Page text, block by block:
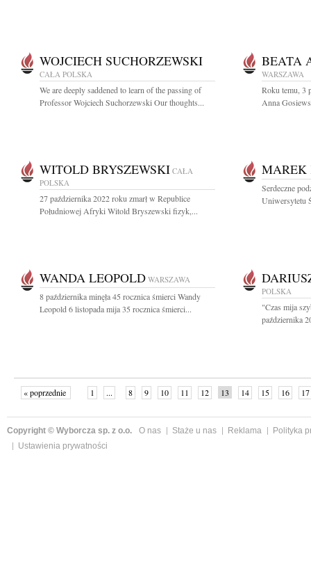
WOJCIECH SUCHORZEWSKI
CAŁA POLSKA
We are deeply saddened to learn of the passing of
Professor Wojciech Suchorzewski Our thoughts...
BEATA
WARSZAWA
Roku temu, 3
Anna
WITOLD BRYSZEWSKI CAŁA
POLSKA
27 października 2022 roku zmarł w Republice
Południowej Afryki Witold Bryszewski fizyk,...
MAREK
Serdeczne
Uniwersytetu
WANDA LEOPOLD WARSZAWA
8 października minęła 45 rocznica śmierci Wandy
Leopold 6 listopada mija 35 rocznica śmierci...
POLSKA
"Czas mija
października
« poprzednie 1 ... 8 9 10 11 12 13 14 15 16 17
Copyright © Wyborcza sp. z o.o. O nas Staże u nas Reklama
Polityka
Ustawienia prywatności